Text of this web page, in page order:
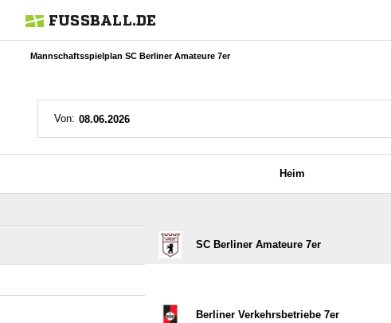
FUSSBALL.DE
Mannschaftsspielplan SC Berliner Amateure 7er
Von:
Heim
SC Berliner Amateure 7er
Berliner Verkehrsbetriebe 7er